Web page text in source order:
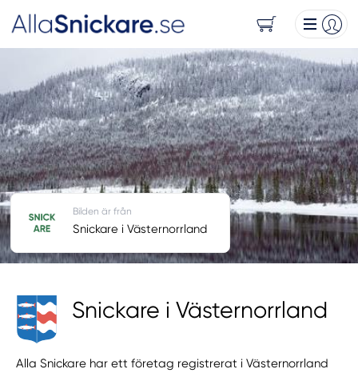
Snickare i Västernorrland
Alla Snickare har ett företag registrerat i Västernorrland
Bilden är från
Snickare i Västernorrland